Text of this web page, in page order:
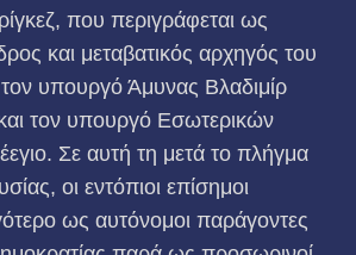
που περιγράφεται ως
και μεταβατικός αρχηγός του
υπουργό Άμυνας Βλαδιμίρ
τον υπουργό Εσωτερικών
Σε αυτή τη μετά το πλήγμα
οι εντόπιοι επίσημοι
ως αυτόνομοι παράγοντες